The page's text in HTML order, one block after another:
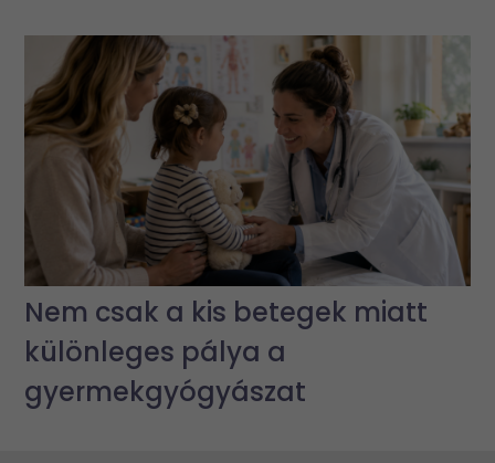
Nem csak a kis betegek miatt
különleges pálya a
gyermekgyógyászat